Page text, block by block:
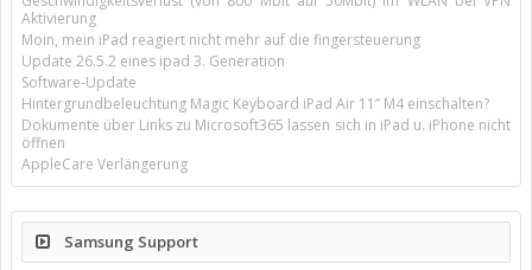
Aktivierung
Moin, mein iPad reagiert nicht mehr auf die fingersteuerung
Update 26.5.2 eines ipad 3. Generation
Software-Update
Hintergrundbeleuchtung Magic Keyboard iPad Air 11’’ M4 einschalten?
Dokumente über Links zu Microsoft365 lassen sich in iPad u. iPhone nicht
öffnen
AppleCare Verlängerung
Samsung Support